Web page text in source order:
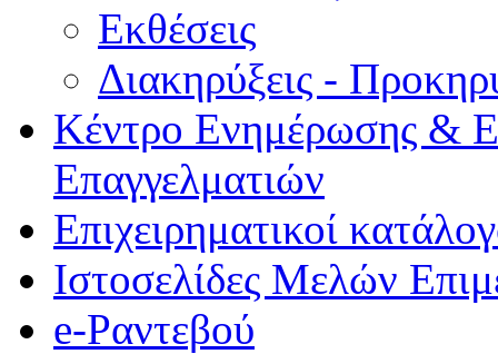
Εκθέσεις
Διακηρύξεις -
Κέντρο Ενημέρωσης &
Επαγγελματιών
Επιχειρηματικοί
Ιστοσελίδες Μελών
e-Ραντεβού